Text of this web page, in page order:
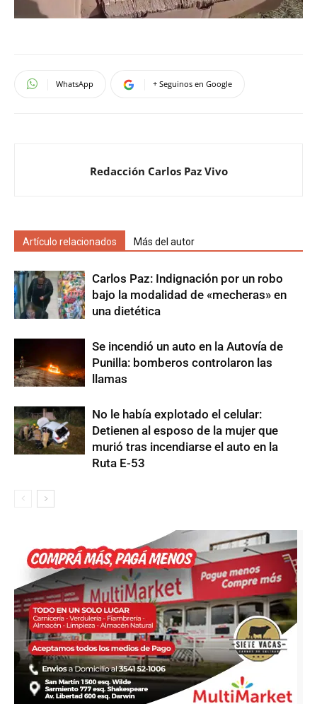
WhatsApp + Seguinos en Google
Redacción Carlos Paz Vivo
Artículo relacionados Más del autor
Carlos Paz: Indignación por un robo
bajo la modalidad de «mecheras» en
una dietética
Se incendió un auto en la Autovía de
Punilla: bomberos controlaron las
llamas
No le había explotado el celular:
Detienen al esposo de la mujer que
murió tras incendiarse el auto en la
Ruta E-53